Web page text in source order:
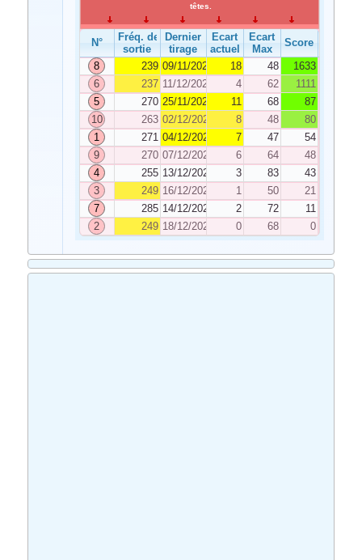
têtes.
N°
Fréq. de
sortie
Dernier
tirage
Ecart
actuel
Ecart
Max
Score
8
239 09/11/2024 18 48
1633
6
237 11/12/2024 4 62
1111
5
270 25/11/2024 11 68
87
10
263 02/12/2024 8 48
80
1
271 04/12/2024 7 47
54
9
270 07/12/2024 6 64
48
4
255 13/12/2024 3 83
43
3
249 16/12/2024 1 50
21
7
285 14/12/2024 2 72
11
2
249 18/12/2024 0 68 0